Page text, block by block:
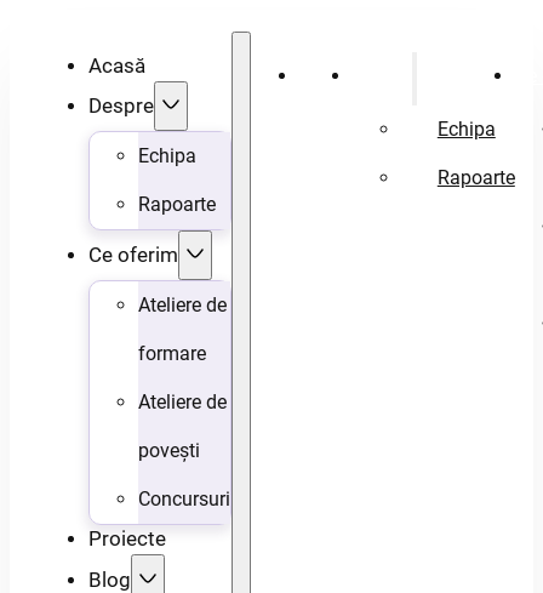
Acasă
Despre
Echipa
Rapoarte
Ce oferim
Ateliere de
formare
Ateliere de
povești
Concursuri
Proiecte
Blog
Acasă
Echipa
Rapoarte